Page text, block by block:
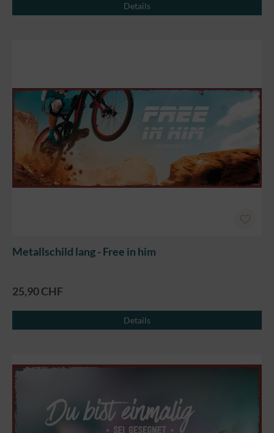
Details
Metallschild lang - Free in him
25,90 CHF
Details